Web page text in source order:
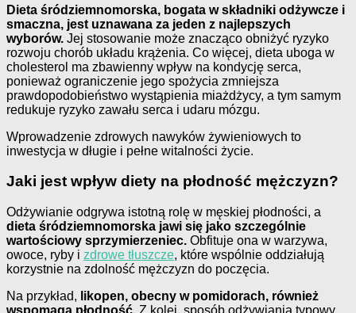
Dieta śródziemnomorska, bogata w składniki odżywcze i
smaczna, jest uznawana za jeden z najlepszych
wyborów. Jej stosowanie może znacząco obniżyć ryzyko
rozwoju chorób układu krążenia. Co więcej, dieta uboga w
cholesterol ma zbawienny wpływ na kondycję serca,
ponieważ ograniczenie jego spożycia zmniejsza
prawdopodobieństwo wystąpienia miażdżycy, a tym samym
redukuje ryzyko zawału serca i udaru mózgu.
Wprowadzenie zdrowych nawyków żywieniowych to
inwestycja w długie i pełne witalności życie.
Jaki jest wpływ diety na płodność mężczyzn?
Odżywianie odgrywa istotną rolę w męskiej płodności, a
dieta śródziemnomorska jawi się jako szczególnie
wartościowy sprzymierzeniec. Obfituje ona w warzywa,
owoce, ryby i zdrowe tłuszcze, które wspólnie oddziałują
korzystnie na zdolność mężczyzn do poczęcia.
Na przykład, likopen, obecny w pomidorach, również